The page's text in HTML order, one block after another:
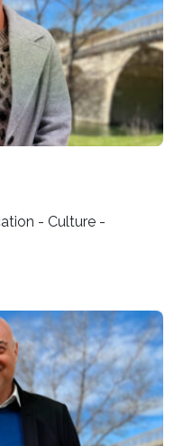
- Culture -